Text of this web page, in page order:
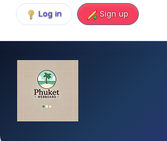
Log in Sign up